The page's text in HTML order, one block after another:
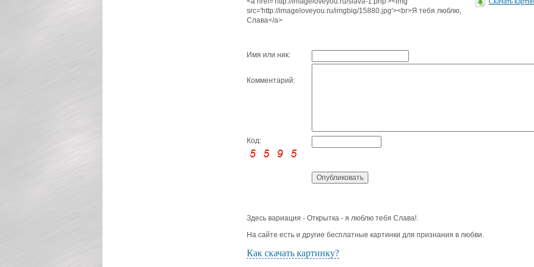
src='http://imageloveyou.ru/imgbig/15880.jpg'><br>Я тебя люблю,
Слава</a>
Имя или ник:
Комментарий:
Код:
Здесь вариация - Открытка - я люблю тебя Слава!.
На сайте есть и другие бесплатные картинки для признания в любви.
Как скачать картинку?